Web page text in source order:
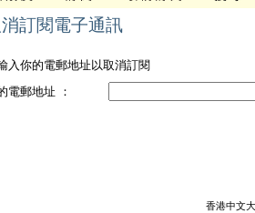
訂閱電子通訊
入你的電郵地址以取消訂閱
電郵地址 ：
香港中文